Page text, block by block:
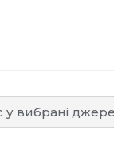
у вибрані